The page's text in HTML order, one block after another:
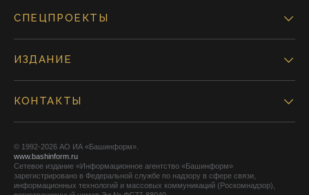
СПЕЦПРОЕКТЫ
ИЗДАНИЕ
КОНТАКТЫ
© 1992-2026 АО ИА «Башинформ».
www.bashinform.ru
Сетевое издание «Информационное агентство «Башинформ»
зарегистрировано в Федеральной службе по надзору в сфере связи,
информационных технологий и массовых коммуникаций (Роскомнадзор),